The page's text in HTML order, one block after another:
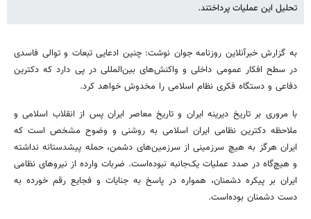
تحلیل این عملیات پرداختند.
به گزارش خبرآنلاین روزنامه جوان نوشت: چنین ادعایی تبعات و توالی فاسدی
در سطح افکار عمومی داخلی و واکنش‌های بین‌المللی در پی دارد که دکترین
دفاعی و دستگاه فکری نظام اسلامی را مخدوش خواهد کرد.
با مروری بر تاریخ دیرینه ایران و تاریخ معاصر ایران پس از انقلاب اسلامی و
ملاحظه دکترین نظامی ایران اسلامی به روشنی و وضوح مشخص است که
ایران هرگز به هیچ سرزمینی از سرزمین‌های دشمن، حمله پیشدستانه نداشته
و هیچ‌گاه در صدد عملیات یک‌جانبه نبوده‌است. ضربات وارده از نیروهای نظامی
ایران بر پیکره دشمنان، همواره در پاسخ به جنایات و فجایع رقم خورده به
دست دشمنان بوده‌است.